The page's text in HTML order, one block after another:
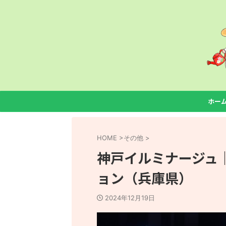
ホー
HOME >その他 >
神戸イルミナージュ
ョン（兵庫県）
2024年12月19日